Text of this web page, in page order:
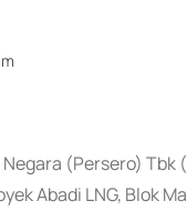
(Persero)
Abadi LNG, Blok